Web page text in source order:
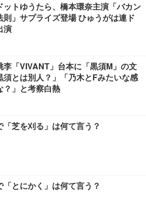
ットゆうたら、橋本環奈主演「バカン
則」サプライズ登場 ひゅうがは連ド
演
李「VIVANT」台本に「黒須M」の文
須とは別人？」「乃木とFみたいな感
？」と考察白熱
「芝を刈る」は何て言う？
「とにかく」は何て言う？